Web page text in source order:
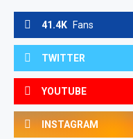
41.4K Fans
TWITTER
YOUTUBE
INSTAGRAM